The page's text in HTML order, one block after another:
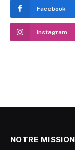
Facebook
Instagram
NOTRE MISSION